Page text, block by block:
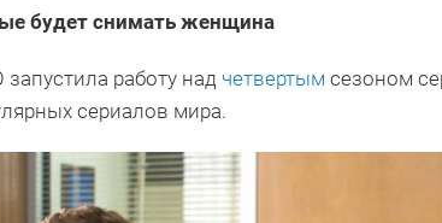
будет снимать женщина
работу над четвертым сезоном
сериалов мира.